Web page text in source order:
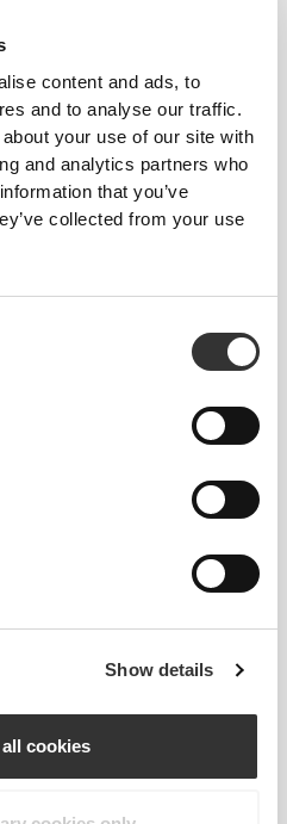
content and ads, to
and to analyse our traffic.
your use of our site with
and analytics partners who
that you’ve
collected from your use
Show details
cookies
PRZEŁOM
wsparciu, aby
i komfort podczas
WIDAĆ NA
RZUT OKA
szybko schnącą
elastyczności, ponieważ
to, byś czuł się w nich